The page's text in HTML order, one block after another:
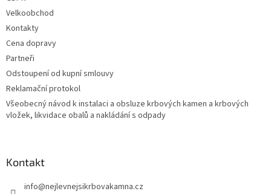
Velkoobchod
Kontakty
Cena dopravy
Partneři
Odstoupení od kupní smlouvy
Reklamační protokol
Všeobecný návod k instalaci a obsluze krbových kamen a krbových
vložek, likvidace obalů a nakládání s odpady
Kontakt
info@nejlevnejsikrbovakamna.cz